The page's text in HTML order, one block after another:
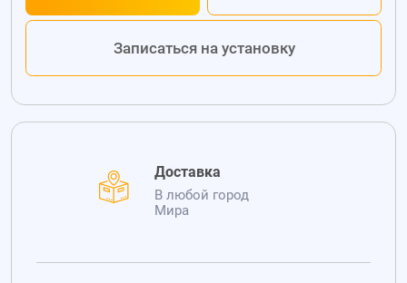
Записаться на установку
Доставка
В любой город
Мира